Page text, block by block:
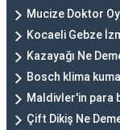
Mucize Doktor
Kocaeli Gebze
Kazayağı Ne
Bosch klima
Maldivler'in para
Çift Dikiş Ne